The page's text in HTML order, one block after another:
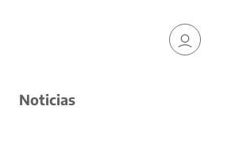
Noticias